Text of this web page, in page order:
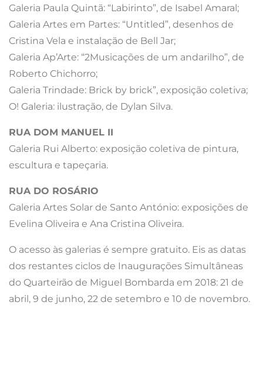
Galeria Paula Quintã: “Labirinto”, de Isabel Amaral;
Galeria Artes em Partes: “Untitled”, desenhos de
Cristina Vela e instalação de Bell Jar;
Galeria Ap’Arte: “2Musicações de um andarilho”, de
Roberto Chichorro;
Galeria Trindade: Brick by brick”, exposição coletiva;
O! Galeria: ilustração, de Dylan Silva.
RUA DOM MANUEL II
Galeria Rui Alberto: exposição coletiva de pintura,
escultura e tapeçaria.
RUA DO ROSÁRIO
Galeria Artes Solar de Santo António: exposições de
Evelina Oliveira e Ana Cristina Oliveira.
O acesso às galerias é sempre gratuito. Eis as datas
dos restantes ciclos de Inaugurações Simultâneas
do Quarteirão de Miguel Bombarda em 2018: 21 de
abril, 9 de junho, 22 de setembro e 10 de novembro.